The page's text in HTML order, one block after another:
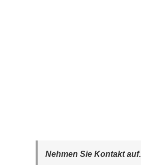
Nehmen Sie Kontakt auf.